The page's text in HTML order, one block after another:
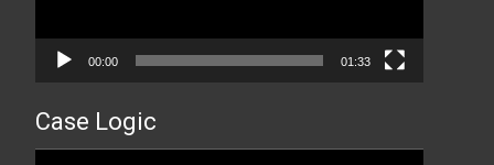
00:00 01:33
Case Logic